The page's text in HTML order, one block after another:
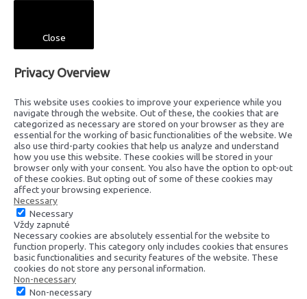
Close
Privacy Overview
This website uses cookies to improve your experience while you
navigate through the website. Out of these, the cookies that are
categorized as necessary are stored on your browser as they are
essential for the working of basic functionalities of the website. We
also use third-party cookies that help us analyze and understand
how you use this website. These cookies will be stored in your
browser only with your consent. You also have the option to opt-out
of these cookies. But opting out of some of these cookies may
affect your browsing experience.
Necessary
Necessary
Vždy zapnuté
Necessary cookies are absolutely essential for the website to
function properly. This category only includes cookies that ensures
basic functionalities and security features of the website. These
cookies do not store any personal information.
Non-necessary
Non-necessary